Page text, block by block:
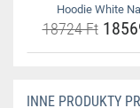
Hoodie White
18724 Ft
INNE PRODUKTY